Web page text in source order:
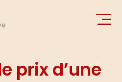
prix d’une